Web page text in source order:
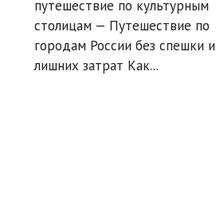
городам России без
спешки
путешествие по культурным
столицам — Путешествие по
городам России без спешки и
лишних затрат Как...